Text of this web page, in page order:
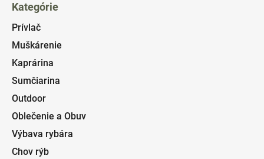
Kategórie
Prívlač
Muškárenie
Kaprárina
Sumčiarina
Outdoor
Oblečenie a Obuv
Výbava rybára
Chov rýb